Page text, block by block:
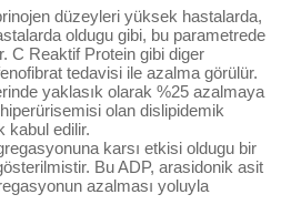
düzeyleri yüksek hastalarda,
oldugu gibi, bu parametrede
C Reaktif Protein gibi diger
tedavisi ile azalma görülür.
yaklasık olarak %25 azalmaya
olan dislipidemik
kabul edilir.
karsı etkisi oldugu bir
Bu ADP, arasidonik asit
azalması yoluyla